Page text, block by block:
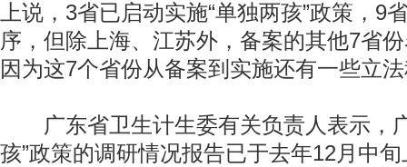
上说，3省已启动实施“单独两孩”政策，9
序，但除上海、江苏外，备案的其他7省
因为这7个省份从备案到实施还有一些立
广东省卫生计生委有关负责人表示，
孩”政策的调研情况报告已于去年12月中